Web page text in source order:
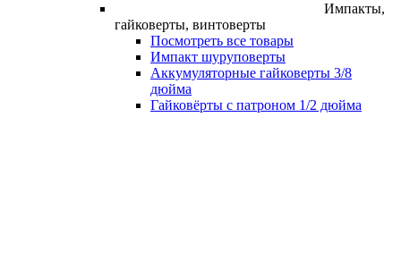
Импакты,
гайковерты, винтоверты
Посмотреть все товары
Импакт шуруповерты
Аккумуляторные гайковерты 3/8
дюйма
Гайковёрты с патроном 1/2 дюйма